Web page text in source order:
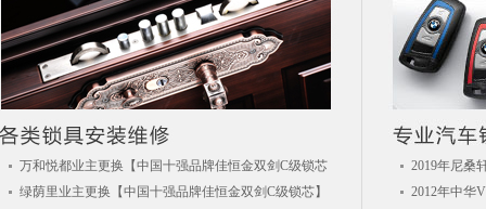
万和悦都业主更换【中国十强品牌佳恒金双剑C级锁芯
绿荫里业主更换【中国十强品牌佳恒金双剑C级锁芯】
2019年尼桑
2012年中华